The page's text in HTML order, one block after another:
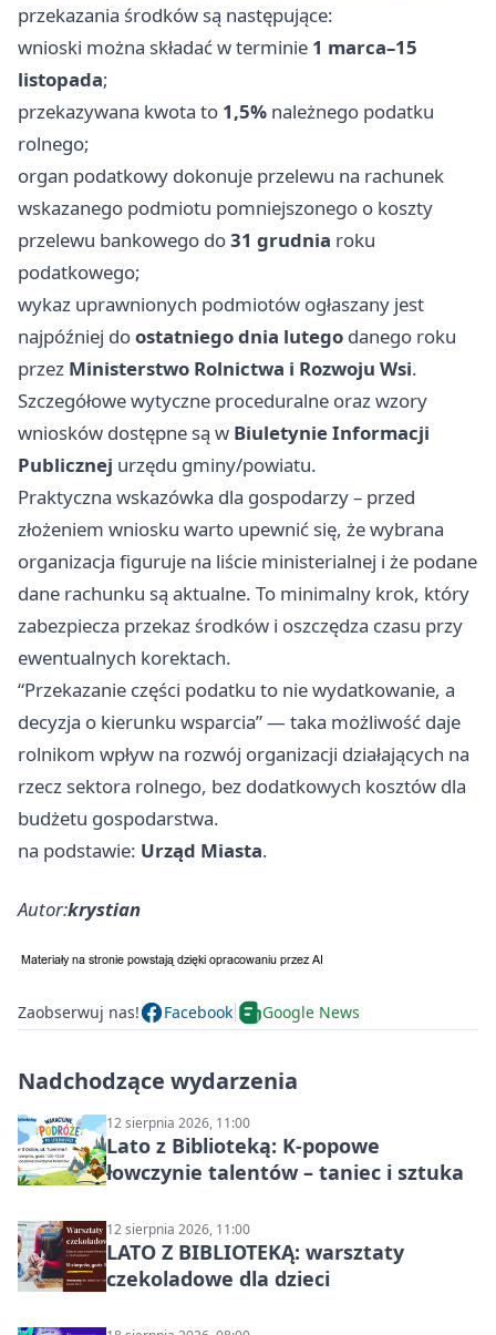
przekazania środków są następujące:
wnioski można składać w terminie 1 marca–15
listopada;
przekazywana kwota to 1,5% należnego podatku
rolnego;
organ podatkowy dokonuje przelewu na rachunek
wskazanego podmiotu pomniejszonego o koszty
przelewu bankowego do31 grudnia roku
podatkowego;
wykaz uprawnionych podmiotów ogłaszany jest
najpóźniej doostatniego dnia lutego danego roku
przez Ministerstwo Rolnictwa i Rozwoju Wsi.
Szczegółowe wytyczne proceduralne oraz wzory
wniosków dostępne są w Biuletynie Informacji
Publicznej urzędu gminy/powiatu.
Praktyczna wskazówka dla gospodarzy – przed
złożeniem wniosku warto upewnić się, że wybrana
organizacja figuruje na liście ministerialnej i że podane
dane rachunku są aktualne. To minimalny krok, który
zabezpiecza przekaz środków i oszczędza czasu przy
ewentualnych korektach.
“Przekazanie części podatku to nie wydatkowanie, a
decyzja o kierunku wsparcia” — taka możliwość daje
rolnikom wpływ na rozwój organizacji działających na
rzecz sektora rolnego, bez dodatkowych kosztów dla
budżetu gospodarstwa.
na podstawie: Urząd Miasta.
Autor:krystian
Zaobserwuj nas! Facebook Google News
Nadchodzące wydarzenia
12 sierpnia 2026, 11:00
Lato z Biblioteką: K-popowe
łowczynie talentów – taniec i sztuka
12 sierpnia 2026, 11:00
LATO Z BIBLIOTEKĄ: warsztaty
czekoladowe dla dzieci